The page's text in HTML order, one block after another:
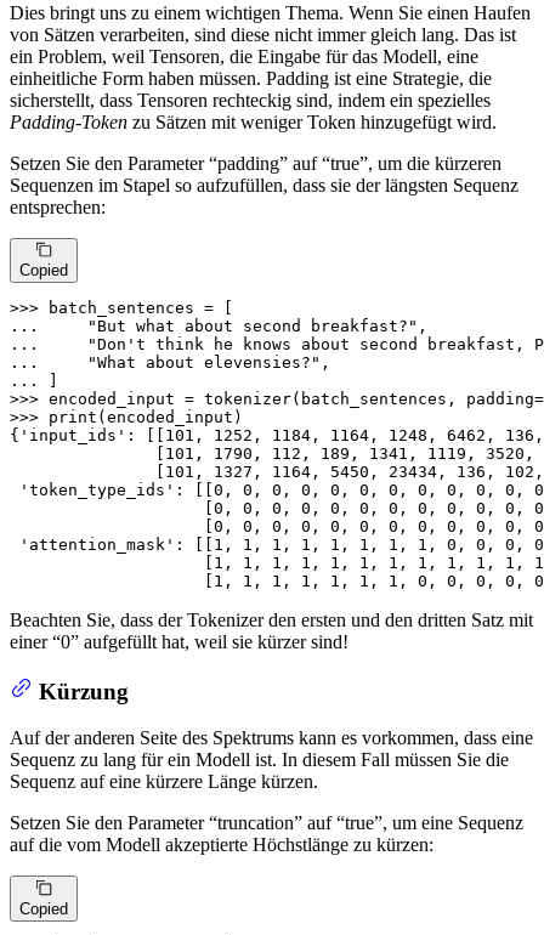
Dies bringt uns zu einem wichtigen Thema. Wenn Sie einen Haufen
von Sätzen verarbeiten, sind diese nicht immer gleich lang. Das ist
ein Problem, weil Tensoren, die Eingabe für das Modell, eine
einheitliche Form haben müssen. Padding ist eine Strategie, die
sicherstellt, dass Tensoren rechteckig sind, indem ein spezielles
Padding-Token zu Sätzen mit weniger Token hinzugefügt wird.
Setzen Sie den Parameter “padding” auf “true”, um die kürzeren
Sequenzen im Stapel so aufzufüllen, dass sie der längsten Sequenz
entsprechen:
Copied
>>>
...
"But what about second breakfast?"
...
"Don't think he knows about second breakfast,
...
"What about elevensies?"
...
>>> encoded_input = tokenizer(batch_sentences, padding=
>>> print (encoded_input)
{ 'input_ids' : [[ 101 , 1252 , 1184 , 1164 , 1248 , 6462 , 136
101 , 1790 , 112 , 189 , 1341 , 1119 , 3520 ,
101 , 1327 , 1164 , 5450 , 23434 , 136 , 102
'token_type_ids' : [[ 0 , 0 , 0 , 0 , 0 , 0 , 0 , 0 , 0 , 0 , 0 , 0
0 , 0 , 0 , 0 , 0 , 0 , 0 , 0 , 0 , 0 , 0 , 0
0 , 0 , 0 , 0 , 0 , 0 , 0 , 0 , 0 , 0 , 0 , 0
'attention_mask' : [[ 1 , 1 , 1 , 1 , 1 , 1 , 1 , 1 , 0 , 0 , 0 , 0
1 , 1 , 1 , 1 , 1 , 1 , 1 , 1 , 1 , 1 , 1 , 1
1 , 1 , 1 , 1 , 1 , 1 , 1 , 0 , 0 , 0 , 0 , 0
Beachten Sie, dass der Tokenizer den ersten und den dritten Satz mit
einer “0” aufgefüllt hat, weil sie kürzer sind!
Kürzung
Auf der anderen Seite des Spektrums kann es vorkommen, dass eine
Sequenz zu lang für ein Modell ist. In diesem Fall müssen Sie die
Sequenz auf eine kürzere Länge kürzen.
Setzen Sie den Parameter “truncation” auf “true”, um eine Sequenz
auf die vom Modell akzeptierte Höchstlänge zu kürzen:
Copied